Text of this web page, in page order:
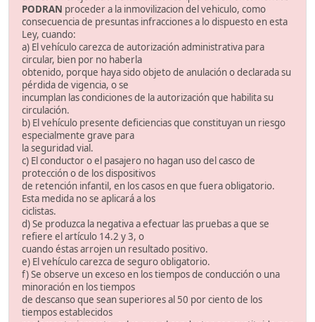
PODRAN proceder a la inmovilizacion del vehiculo, como
consecuencia de presuntas infracciones a lo dispuesto en esta
Ley, cuando:
a) El vehículo carezca de autorización administrativa para
circular, bien por no haberla
obtenido, porque haya sido objeto de anulación o declarada su
pérdida de vigencia, o se
incumplan las condiciones de la autorización que habilita su
circulación.
b) El vehículo presente deficiencias que constituyan un riesgo
especialmente grave para
la seguridad vial.
c) El conductor o el pasajero no hagan uso del casco de
protección o de los dispositivos
de retención infantil, en los casos en que fuera obligatorio.
Esta medida no se aplicará a los
ciclistas.
d) Se produzca la negativa a efectuar las pruebas a que se
refiere el artículo 14.2 y 3, o
cuando éstas arrojen un resultado positivo.
e) El vehículo carezca de seguro obligatorio.
f) Se observe un exceso en los tiempos de conducción o una
minoración en los tiempos
de descanso que sean superiores al 50 por ciento de los
tiempos establecidos